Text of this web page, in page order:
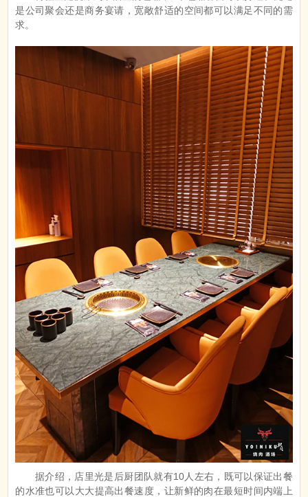
是公司聚会还是商务宴请，宽敞舒适的空间都可以满足不同的需
求。
据介绍，店里光是后厨团队就有10人左右，既可以保证出餐
的水准也可以大大提高出餐速度，让新鲜的肉在最短时间内端上